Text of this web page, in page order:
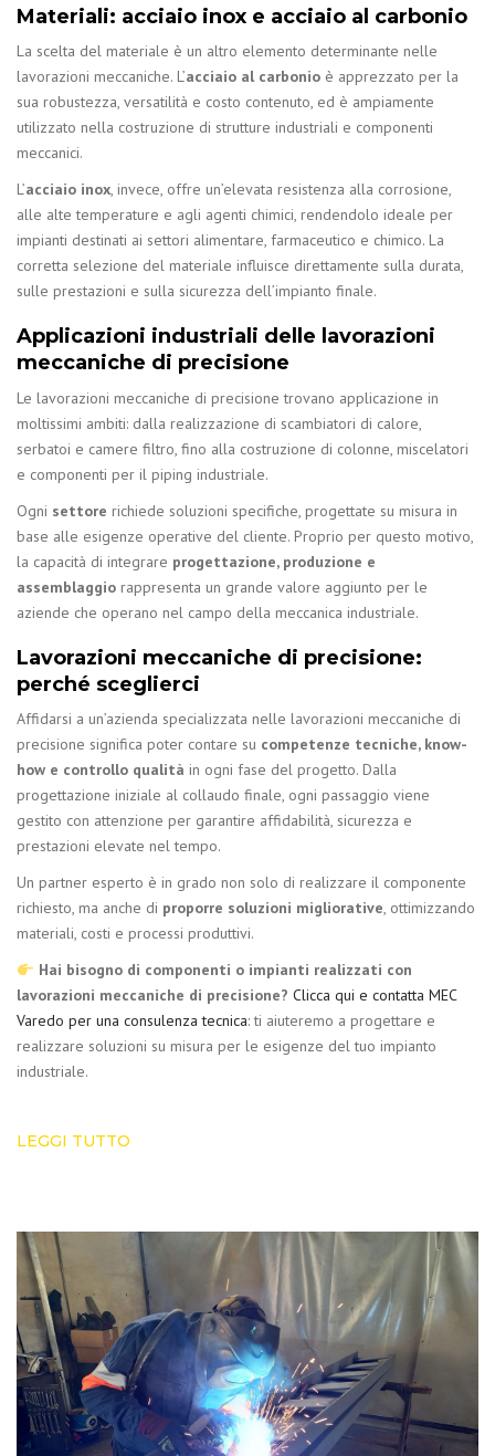
Materiali: acciaio inox e acciaio al carbonio
La scelta del materiale è un altro elemento determinante nelle
lavorazioni meccaniche. L’acciaio al carbonio è apprezzato per la
sua robustezza, versatilità e costo contenuto, ed è ampiamente
utilizzato nella costruzione di strutture industriali e componenti
meccanici.
L’acciaio inox, invece, offre un’elevata resistenza alla corrosione,
alle alte temperature e agli agenti chimici, rendendolo ideale per
impianti destinati ai settori alimentare, farmaceutico e chimico. La
corretta selezione del materiale influisce direttamente sulla durata,
sulle prestazioni e sulla sicurezza dell’impianto finale.
Applicazioni industriali delle lavorazioni
meccaniche di precisione
Le lavorazioni meccaniche di precisione trovano applicazione in
moltissimi ambiti: dalla realizzazione di scambiatori di calore,
serbatoi e camere filtro, fino alla costruzione di colonne, miscelatori
e componenti per il piping industriale.
Ogni settore richiede soluzioni specifiche, progettate su misura in
base alle esigenze operative del cliente. Proprio per questo motivo,
la capacità di integrare progettazione, produzione e
assemblaggio rappresenta un grande valore aggiunto per le
aziende che operano nel campo della meccanica industriale.
Lavorazioni meccaniche di precisione:
perché sceglierci
Affidarsi a un’azienda specializzata nelle lavorazioni meccaniche di
precisione significa poter contare su competenze tecniche, know-
how e controllo qualità in ogni fase del progetto. Dalla
progettazione iniziale al collaudo finale, ogni passaggio viene
gestito con attenzione per garantire affidabilità, sicurezza e
prestazioni elevate nel tempo.
Un partner esperto è in grado non solo di realizzare il componente
richiesto, ma anche di proporre soluzioni migliorative, ottimizzando
materiali, costi e processi produttivi.
Hai bisogno di componenti o impianti realizzati con
lavorazioni meccaniche di precisione? Clicca qui e contatta MEC
Varedo per una consulenza tecnica: ti aiuteremo a progettare e
realizzare soluzioni su misura per le esigenze del tuo impianto
industriale.
LEGGI TUTTO